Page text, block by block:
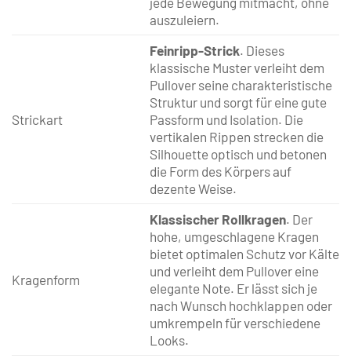
auszuleiern.
Strickart
Feinripp-Strick. Dieses
klassische Muster verleiht dem
Pullover seine charakteristische
Struktur und sorgt für eine gute
Passform und Isolation. Die
vertikalen Rippen strecken die
Silhouette optisch und betonen
die Form des Körpers auf
dezente Weise.
Kragenform
Klassischer Rollkragen. Der
hohe, umgeschlagene Kragen
bietet optimalen Schutz vor Kälte
und verleiht dem Pullover eine
elegante Note. Er lässt sich je
nach Wunsch hochklappen oder
umkrempeln für verschiedene
Looks.